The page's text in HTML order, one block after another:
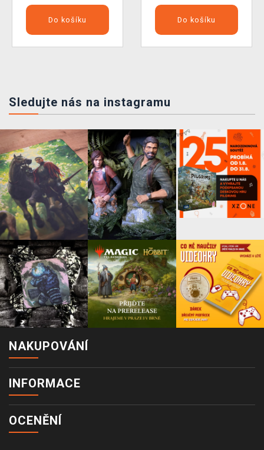
Do košíku Do košíku
Sledujte nás na instagramu
NAKUPOVÁNÍ
INFORMACE
OCENĚNÍ